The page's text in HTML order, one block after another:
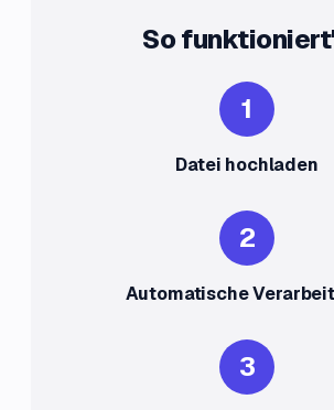
So
1
Datei hochladen
2
Automatische
3